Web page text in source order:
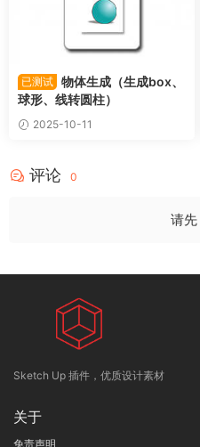
已测试 物体生成（生成box、
球形、线转圆柱）
2025-10-11
评论 0
请先
Sketch Up 插件，优质设计素材
关于
免责声明